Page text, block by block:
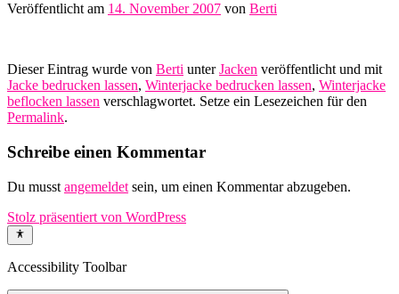
Veröffentlicht am 14. November 2007 von Berti
Dieser Eintrag wurde von Berti unterJacken veröffentlicht und mit
Jacke bedrucken lassen, Winterjacke bedrucken lassen, Winterjacke
beflocken lassen verschlagwortet. Setze ein Lesezeichen für den
Permalink.
Schreibe einen Kommentar
Du musst angemeldet sein, um einen Kommentar abzugeben.
Stolz präsentiert von WordPress
Accessibility Toolbar